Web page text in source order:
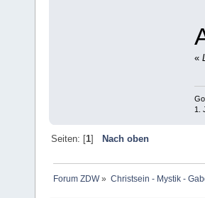
«
1.
Seiten: [1] Nach oben
Forum ZDW» Christsein - Mystik -